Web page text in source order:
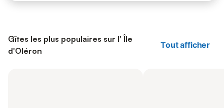
Gîtes les plus populaires sur l' Île
d'Oléron
Tout afficher